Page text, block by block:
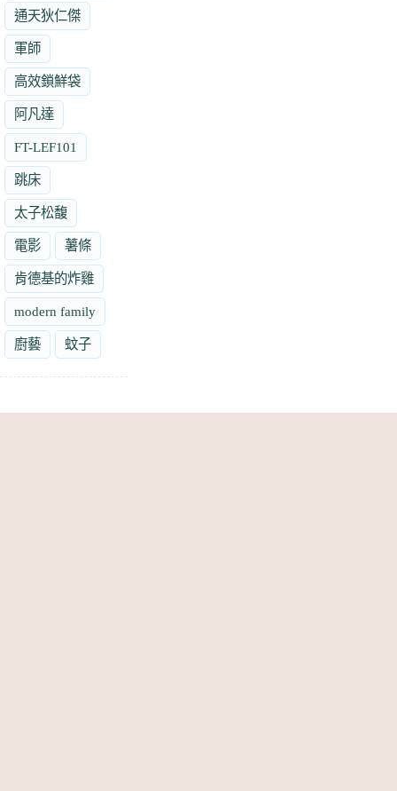
通天狄仁傑
軍師
高效鎖鮮袋
阿凡達
FT-LEF101
跳床
太子松馥
電影 薯條
肯德基的炸雞
modern family
廚藝 蚊子